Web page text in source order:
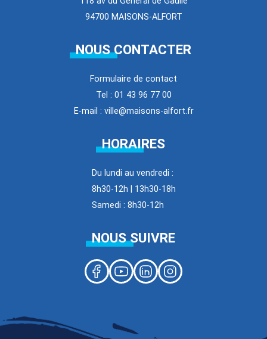
94700 MAISONS-ALFORT
NOUS CONTACTER
Formulaire de contact
Tel : 01 43 96 77 00
E-mail : ville@maisons-alfort.fr
HORAIRES
Du lundi au vendredi :
8h30-12h | 13h30-18h
Samedi : 8h30-12h
NOUS SUIVRE